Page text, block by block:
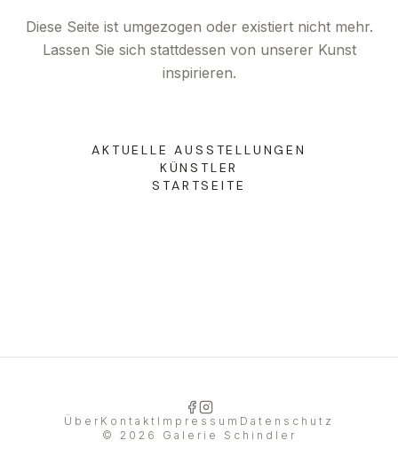
Diese Seite ist umgezogen oder existiert nicht mehr.
Lassen Sie sich stattdessen von unserer Kunst
inspirieren.
AKTUELLE AUSSTELLUNGEN
KÜNSTLER
STARTSEITE
Über Kontakt Impressum Datenschutz
© 2026 Galerie Schindler